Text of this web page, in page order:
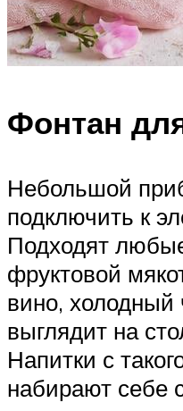
Фонтан
Небольшой
подключить к
Подходят
фруктовой
вино, холодный
выглядит на
Напитки с
набирают себе